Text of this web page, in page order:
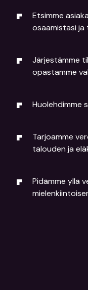
Etsimme
osaamistasi
Järjestämme
opastamme
Huolehdimme
Tarjoamme
talouden ja
Pidämme yllä